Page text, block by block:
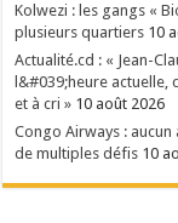
Kolwezi : les gangs «
plusieurs quartiers 10
Actualité.cd : « Jean-
l&#039;heure actuelle,
et à cri » 10 août 2026
Congo Airways :
de multiples défis 10